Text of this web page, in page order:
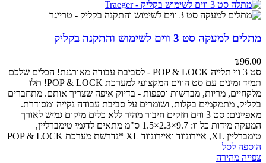
מתלים למעקה סט 3 ווים לשימוש והתקנה בקליק
₪96.00
סט 3 ווי תלייה POP & LOCK - לסביבת עבודה מאורגנת!
הכלים שלכם
תמיד זמינים עם סט הווים המקצועי למערכת POP & LOCK! תלו
מלקחיים, מריות, מברשות וכפפות - בדיוק איפה שצריך אותם. מתחברים
בקליק, מתמקמים בקלות, ושומרים על סביבת עבודה נקייה ומסודרת.
מאפיינים: סט 3 ווים חזקים חיבור מהיר ללא כלים מיקום גמיש לאורך
המעקה מידות כל וו: 9.7×2.3×1.5 ס"מ
מתאים לדגמי טימברליין,
טימברליין XL, איירונווד ואיירונווד XL
*נדרשת מערכת POP & LOCK
הוספה לסל
צפייה מהירה